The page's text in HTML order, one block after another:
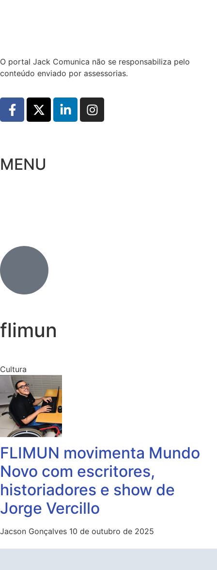
O portal Jack Comunica não se responsabiliza pelo
conteúdo enviado por assessorias.
MENU
flimun
Cultura
FLIMUN movimenta Mundo
Novo com escritores,
historiadores e show de
Jorge Vercillo
Jacson Gonçalves 10 de outubro de 2025